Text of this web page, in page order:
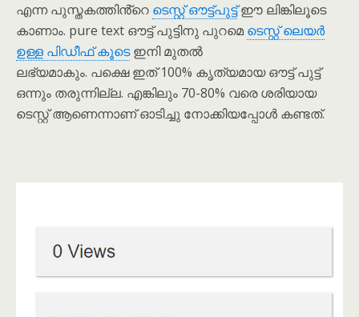
എന്ന പുസ്തകത്തിൻ്റെ ടെസ്റ്റ് ഔട്ട്പുട്ട്ഈ ലിങ്കിലൂടെ
കാണാം. pure text ഔട്ട് പുട്ടിനു പുറമെ ടെസ്റ്റ് ലെയർ
ഉള്ള പിഡീഫ് കൂടെഇനി മുതൽ
ലഭ്യമാകും. പക്ഷെ ഇത് 100% കൃത്യമായ ഔട്ട് പുട്ട്
ഒന്നും തരുന്നില്ല. എങ്കിലും 70-80% വരെ ശരിയായ
ടെസ്റ്റ് ആണെന്നാണ് ഓടിച്ചു നോക്കിയപ്പോൾ കണ്ടത്.